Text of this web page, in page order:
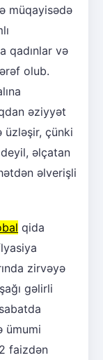
müqayisədə
qadınlar və
olub.
əziyyət
üzləşir, çünki
əlçatan
əlverişli
qida
zirvəyə
gəlirli
ümumi
faizdən